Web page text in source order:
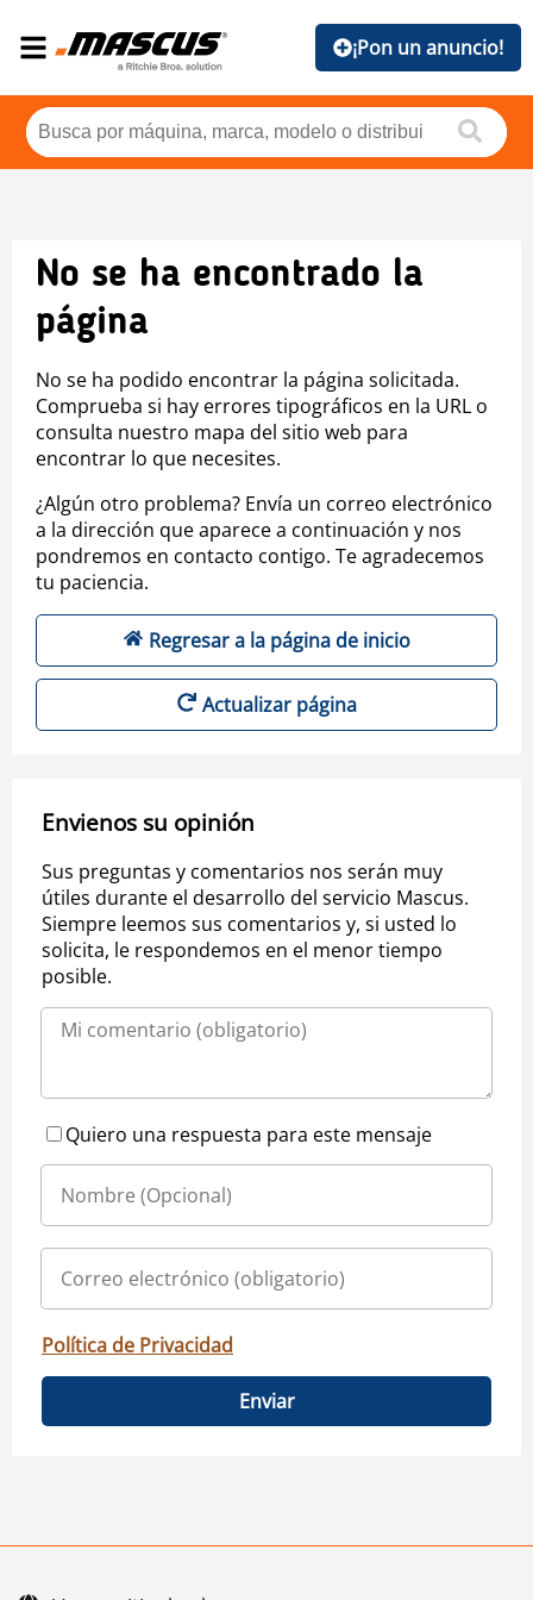
¡Pon un anuncio!
No se ha encontrado la
página
No se ha podido encontrar la página solicitada.
Comprueba si hay errores tipográficos en la URL o
consulta nuestro mapa del sitio web para
encontrar lo que necesites.
¿Algún otro problema? Envía un correo electrónico
a la dirección que aparece a continuación y nos
pondremos en contacto contigo. Te agradecemos
tu paciencia.
Regresar a la página de inicio
Actualizar página
Envienos su opinión
Sus preguntas y comentarios nos serán muy
útiles durante el desarrollo del servicio Mascus.
Siempre leemos sus comentarios y, si usted lo
solicita, le respondemos en el menor tiempo
posible.
Quiero una respuesta para este mensaje
Política de Privacidad
Enviar